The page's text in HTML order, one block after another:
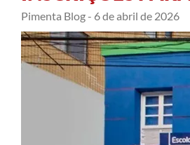
Pimenta Blog - 6 de abril de 2026